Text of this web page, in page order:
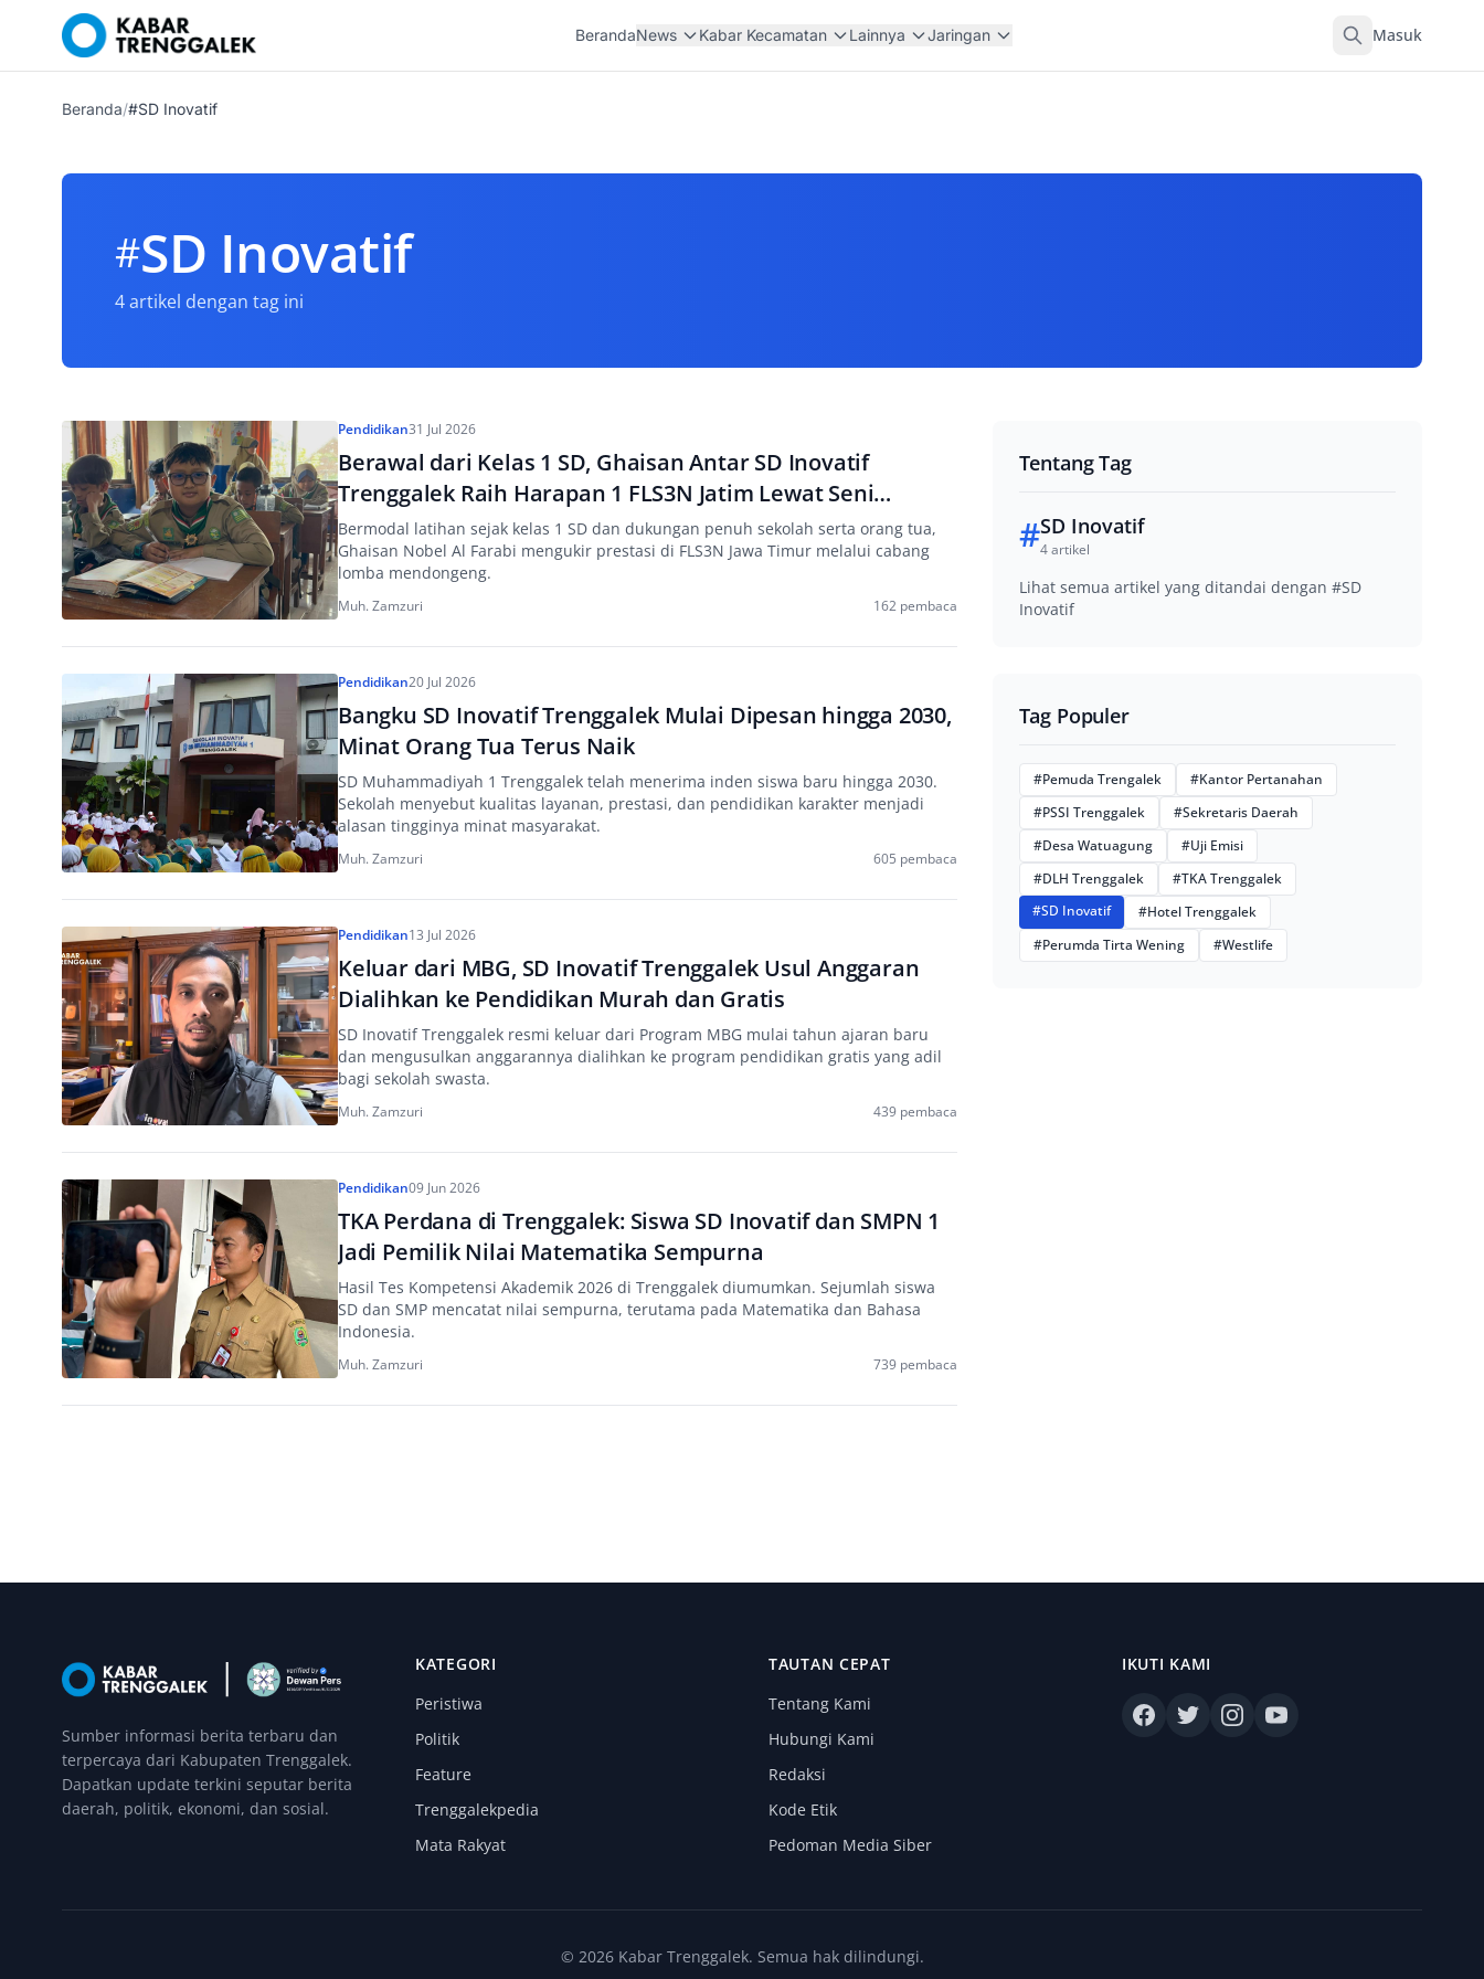
BerandaNews Kabar Kecamatan Lainnya Jaringan Masuk
Beranda/#SD Inovatif
#SD Inovatif
4 artikel dengan tag ini
Pendidikan31 Jul 2026
Berawal dari Kelas 1 SD, Ghaisan Antar SD Inovatif
Trenggalek Raih Harapan 1 FLS3N Jatim Lewat Seni
Mendongeng
Bermodal latihan sejak kelas 1 SD dan dukungan penuh sekolah serta orang tua,
Ghaisan Nobel Al Farabi mengukir prestasi di FLS3N Jawa Timur melalui cabang
lomba mendongeng.
Muh. Zamzuri 162 pembaca
Pendidikan20 Jul 2026
Bangku SD Inovatif Trenggalek Mulai Dipesan hingga 2030,
Minat Orang Tua Terus Naik
SD Muhammadiyah 1 Trenggalek telah menerima inden siswa baru hingga 2030.
Sekolah menyebut kualitas layanan, prestasi, dan pendidikan karakter menjadi
alasan tingginya minat masyarakat.
Muh. Zamzuri 605 pembaca
Pendidikan13 Jul 2026
Keluar dari MBG, SD Inovatif Trenggalek Usul Anggaran
Dialihkan ke Pendidikan Murah dan Gratis
SD Inovatif Trenggalek resmi keluar dari Program MBG mulai tahun ajaran baru
dan mengusulkan anggarannya dialihkan ke program pendidikan gratis yang adil
bagi sekolah swasta.
Muh. Zamzuri 439 pembaca
Pendidikan09 Jun 2026
TKA Perdana di Trenggalek: Siswa SD Inovatif dan SMPN 1
Jadi Pemilik Nilai Matematika Sempurna
Hasil Tes Kompetensi Akademik 2026 di Trenggalek diumumkan. Sejumlah siswa
SD dan SMP mencatat nilai sempurna, terutama pada Matematika dan Bahasa
Indonesia.
Muh. Zamzuri 739 pembaca
Tentang Tag
#SD Inovatif
4 artikel
Lihat semua artikel yang ditandai dengan #SD
Inovatif
Tag Populer
#Pemuda Trengalek
#Kantor Pertanahan
#PSSI Trenggalek
#Sekretaris Daerah
#Desa Watuagung
#Uji Emisi
#DLH Trenggalek
#TKA Trenggalek
#SD Inovatif
#Hotel Trenggalek
#Perumda Tirta Wening
#Westlife
Sumber informasi berita terbaru dan
terpercaya dari Kabupaten Trenggalek.
Dapatkan update terkini seputar berita
daerah, politik, ekonomi, dan sosial.
KATEGORI
Peristiwa
Politik
Feature
Trenggalekpedia
Mata Rakyat
TAUTAN CEPAT
Tentang Kami
Hubungi Kami
Redaksi
Kode Etik
Pedoman Media Siber
IKUTI KAMI
© 2026 Kabar Trenggalek. Semua hak dilindungi.